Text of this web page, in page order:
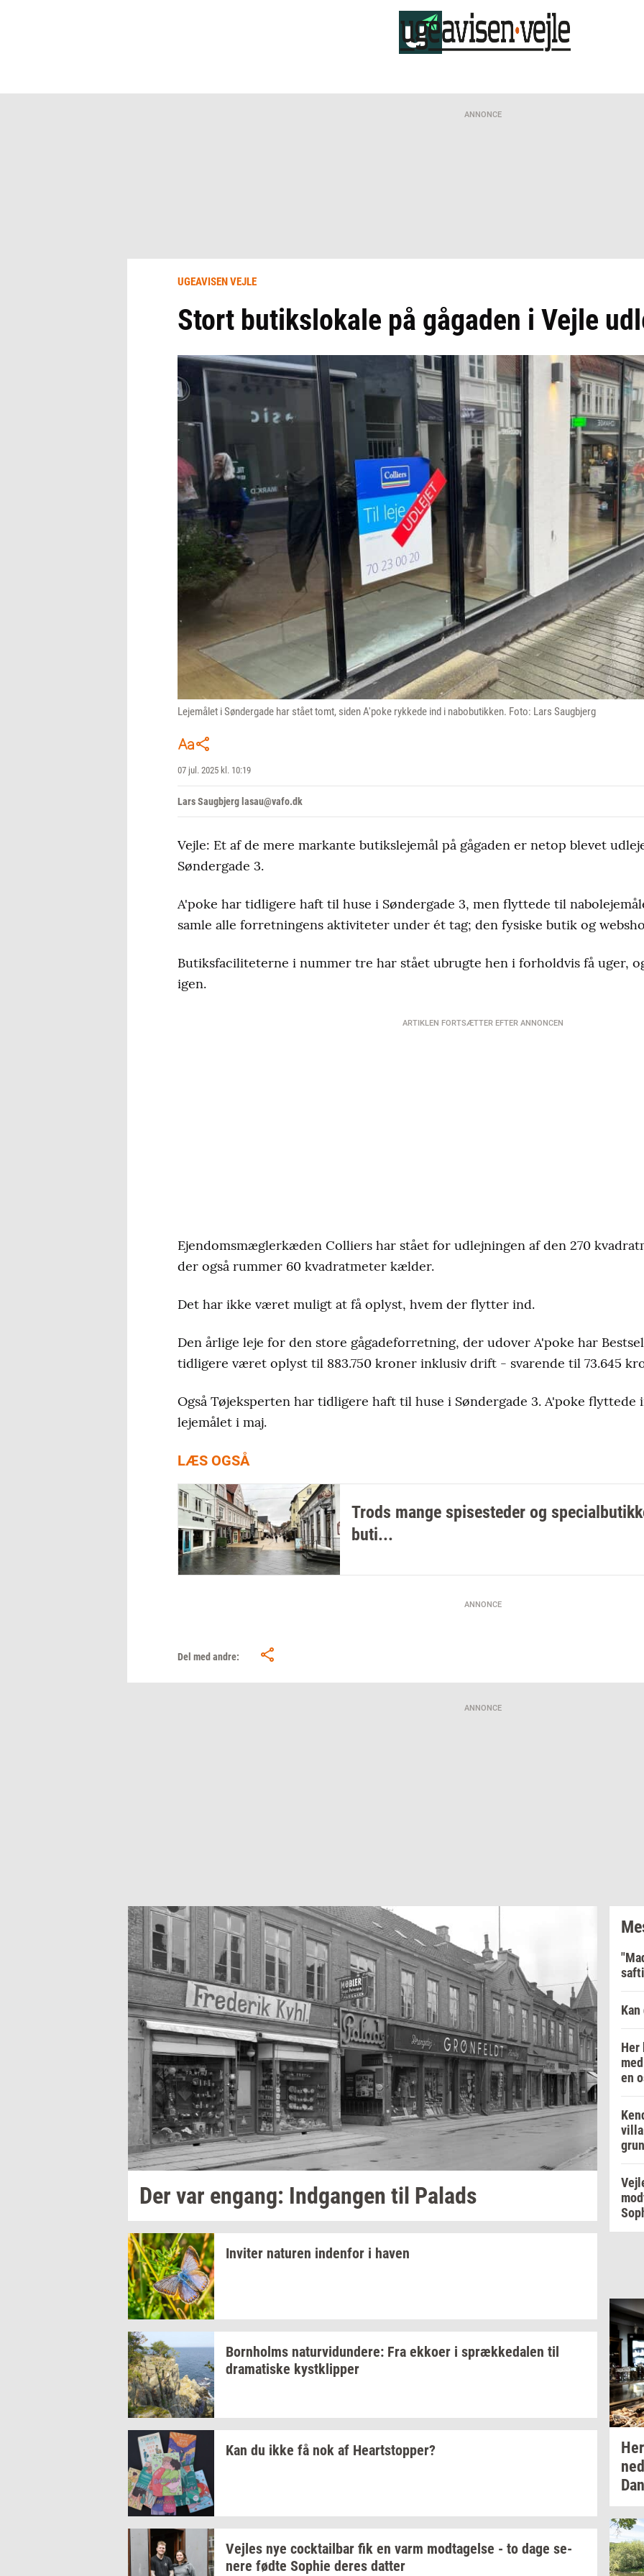
ANNONCE
UGEAVISEN VEJLE
Stort butikslokale på gågaden i Vejle
Lejemålet i Søndergade har stået tomt, siden A'poke rykkede ind i nabobutikken. Foto: Lars Saugbjerg
07 jul. 2025 kl. 10:19
Lars Saugbjerg lasau@vafo.dk
Vejle: Et af de mere markante butikslejemål på gågaden er netop blevet
Søndergade 3.
A'poke har tidligere haft til huse i Søndergade 3, men flyttede til
samle alle forretningens aktiviteter under ét tag; den fysiske butik og
Butiksfaciliteterne i nummer tre har stået ubrugte hen i forholdvis få uger,
igen.
ARTIKLEN FORTSÆTTER EFTER ANNONCEN
Ejendomsmæglerkæden Colliers har stået for udlejningen af den 270
der også rummer 60 kvadratmeter kælder.
Det har ikke været muligt at få oplyst, hvem der flytter ind.
Den årlige leje for den store gågadeforretning, der udover A'poke har
tidligere været oplyst til 883.750 kroner inklusiv drift - svarende til 73.645
Også Tøjeksperten har tidligere haft til huse i Søndergade 3. A'poke
lejemålet i maj.
LÆS OGSÅ
Trods mange spisesteder og
buti...
ANNONCE
Del med andre:
ANNONCE
Der var en­gang: Ind­gan­gen til Pa­lads
In­vi­ter na­tu­ren in­den­for i haven
Born­holms na­tur­vi­dun­de­re: Fra ek­ko­er i spræk­ke­da­len til
dra­ma­ti­ske kyst­klip­per
Kan du ikke få nok af Heart­stop­per?
Vej­les nye co­ck­tail­bar fik en varm mod­ta­gel­se - to dage se­
ne­re fødte Sop­hie deres dat­ter
Her
en
Her